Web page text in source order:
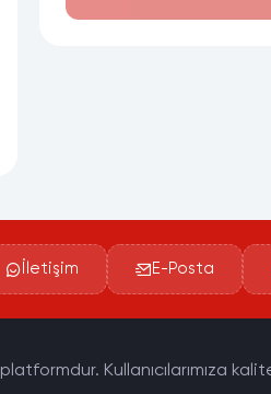
İletişim E-Posta
Kullanıcılarımıza